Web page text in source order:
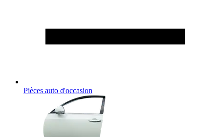
Pièces auto d'occasion